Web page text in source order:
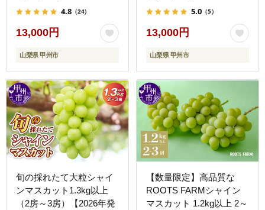
4.8 （24）
13,000円
山梨県 甲州市
5.0 （5）
13,000円
山梨県 甲州市
旬の採れたて大粒シャイ
ンマスカット1.3kg以上
（2房～3房）【2026年発
【数量限定】高品質な
ROOTS FARMシャイン
マスカット 1.2kg以上 2～